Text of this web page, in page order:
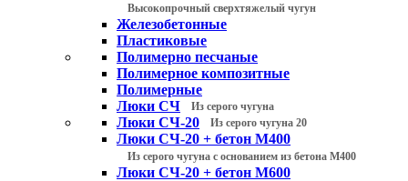
Высокопрочный сверхтяжелый чугун
Железобетонные
Пластиковые
Полимерно песчаные
Полимерное композитные
Полимерные
Люки СЧ
Из серого чугуна
Люки СЧ-20 Из серого чугуна 20
Люки СЧ-20 + бетон М400
Из серого чугуна с основанием из бетона М400
Люки СЧ-20 + бетон М600